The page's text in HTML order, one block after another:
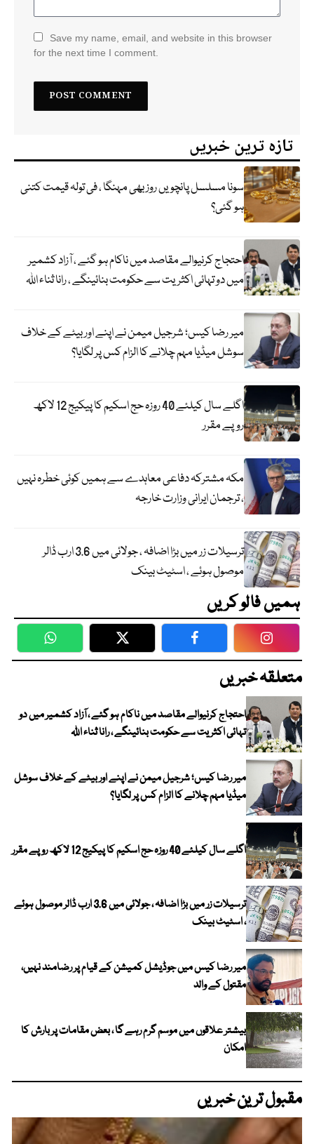
Save my name, email, and website in this browser
for the next time I comment.
تازہ ترین خبریں
سونا مسلسل پانچویں روز بھی مہنگا ، فی تولہ قیمت کتنی
ہو گئی؟
احتجاج کرنیوالے مقاصد میں ناکام ہو گئے ، آزاد کشمیر
میں دو تہائی اکثریت سے حکومت بنائینگے ، رانا ثناء اللہ
میر رضا کیس؛ شرجیل میمن نے اپنے اور بیٹے کے خلاف
سوشل میڈیا مہم چلانے کا الزام کس پر لگایا؟
اگلے سال کیلئے 40 روزہ حج اسکیم کا پیکیج 12 لاکھ
روپے مقرر
مکہ مشترکہ دفاعی معاہدے سے ہمیں کوئی خطرہ نہیں
، ترجمان ایرانی وزارت خارجہ
ترسیلات زر میں بڑا اضافہ ، جولائی میں 3.6 ارب ڈالر
موصول ہوئے ، اسٹیٹ بینک
ہمیں فالو کریں
WhatsApp Twitter Facebook
متعلقہ خبریں
احتجاج کرنیوالے مقاصد میں ناکام ہو گئے ، آزاد کشمیر میں دو
تہائی اکثریت سے حکومت بنائینگے ، رانا ثناء اللہ
میر رضا کیس؛ شرجیل میمن نے اپنے اور بیٹے کے خلاف سوشل
میڈیا مہم چلانے کا الزام کس پر لگایا؟
اگلے سال کیلئے 40 روزہ حج اسکیم کا پیکیج 12 لاکھ روپے مقرر
ترسیلات زر میں بڑا اضافہ ، جولائی میں 3.6 ارب ڈالر موصول ہوئے
، اسٹیٹ بینک
میر رضا کیس میں جوڈیشل کمیشن کے قیام پر رضامند نہیں،
مقتول کے والد
بیشتر علاقوں میں موسم گرم رہے گا ، بعض مقامات پر بارش کا
امکان
مقبول ترین خبریں